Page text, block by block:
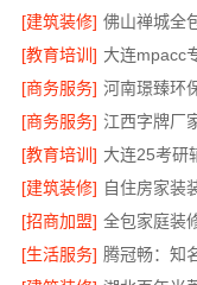
[建筑装修]
[教育培训] 大连mpacc
[商务服务] 河南璟臻环
[商务服务] 江西字牌厂
[教育培训] 大连25考研
[建筑装修] 自住房家装
[招商加盟] 全包家庭装
[生活服务] 腾冠畅：知